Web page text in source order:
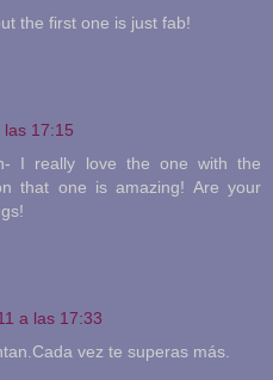
the first one is just fab!
17:15
I really love the one with the
that one is amazing! Are your
a las 17:33
vez te superas más.